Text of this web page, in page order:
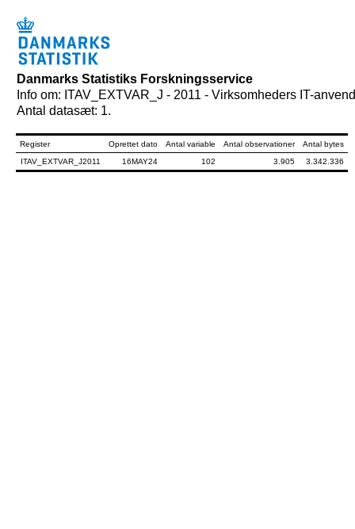
Danmarks Statistiks Forskningsservice
Info om: ITAV_EXTVAR_J - 2011 - Virksomheders IT-
Antal datasæt: 1.
Register Oprettet dato Antal variable Antal observationer
Antal bytes
ITAV_EXTVAR_J2011
16MAY24 102 3.905 3.342.336